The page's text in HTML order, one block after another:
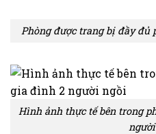
Phòng được trang bị đầy đủ
Hình ảnh thực tế bên trong